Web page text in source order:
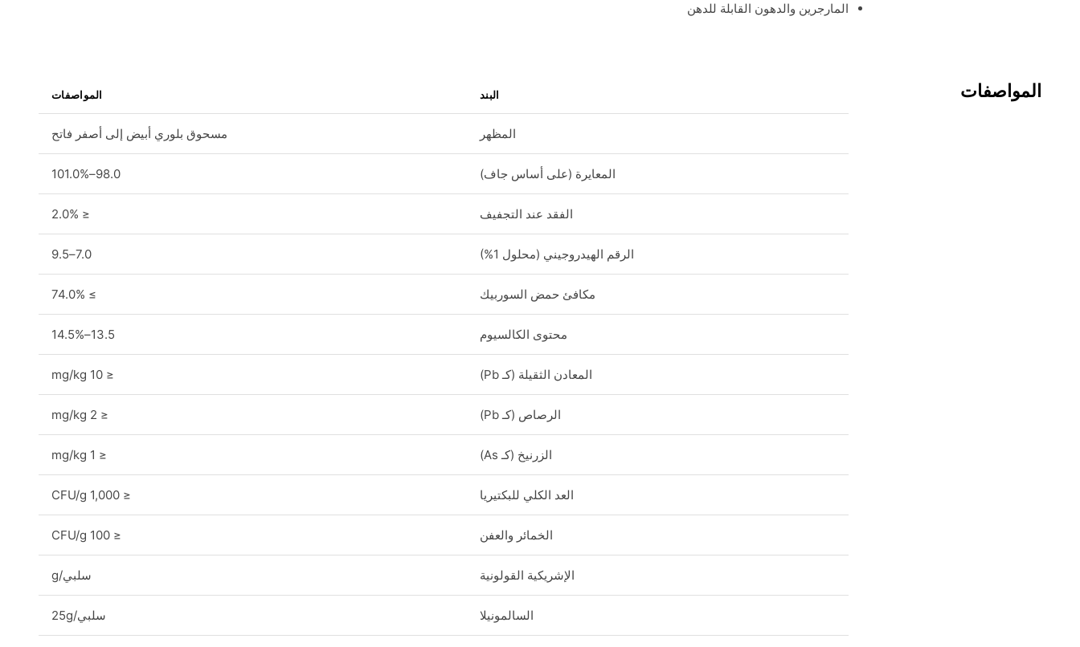
المارجرين والدهون القابلة للدهن
المواصفات البند المواصفات
المظهر مسحوق بلوري أبيض إلى أصفر فاتح
المعايرة (على أساس جاف) 98.0–101.0%
الفقد عند التجفيف ≤ 2.0%
الرقم الهيدروجيني (محلول 1%) 7.0–9.5
مكافئ حمض السوربيك ≥ 74.0%
محتوى الكالسيوم 13.5–14.5%
المعادن الثقيلة (كـ Pb) ≤ 10 mg/kg
الرصاص (كـ Pb) ≤ 2 mg/kg
الزرنيخ (كـ As) ≤ 1 mg/kg
العد الكلي للبكتيريا ≤ 1,000 CFU/g
الخمائر والعفن ≤ 100 CFU/g
الإشريكية القولونية سلبي/g
السالمونيلا سلبي/25g